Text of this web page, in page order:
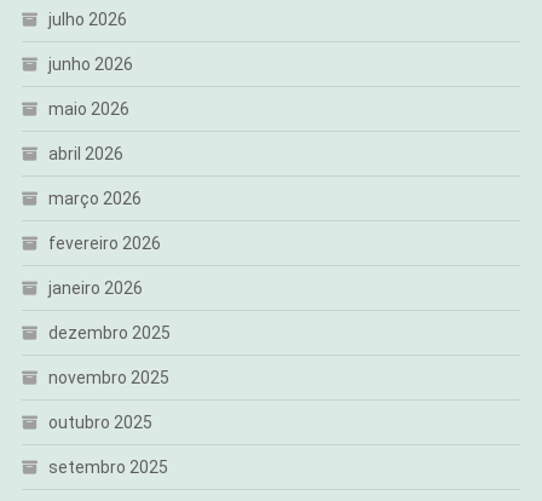
julho 2026
junho 2026
maio 2026
abril 2026
março 2026
fevereiro 2026
janeiro 2026
dezembro 2025
novembro 2025
outubro 2025
setembro 2025